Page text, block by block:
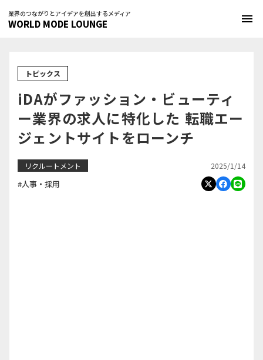
業界のつながりとアイデアを創出するメディア
WORLD MODE LOUNGE menu
トピックス
iDAがファッション・ビューティ
ー業界の求人に特化した 転職エー
ジェントサイトをローンチ
リクルートメント 2025/1/14
#人事・採用